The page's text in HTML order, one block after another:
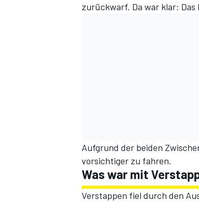
zurückwarf. Da war klar: Das
Aufgrund der beiden
vorsichtiger zu fahren.
Was war mit
Verstappen fiel durch den